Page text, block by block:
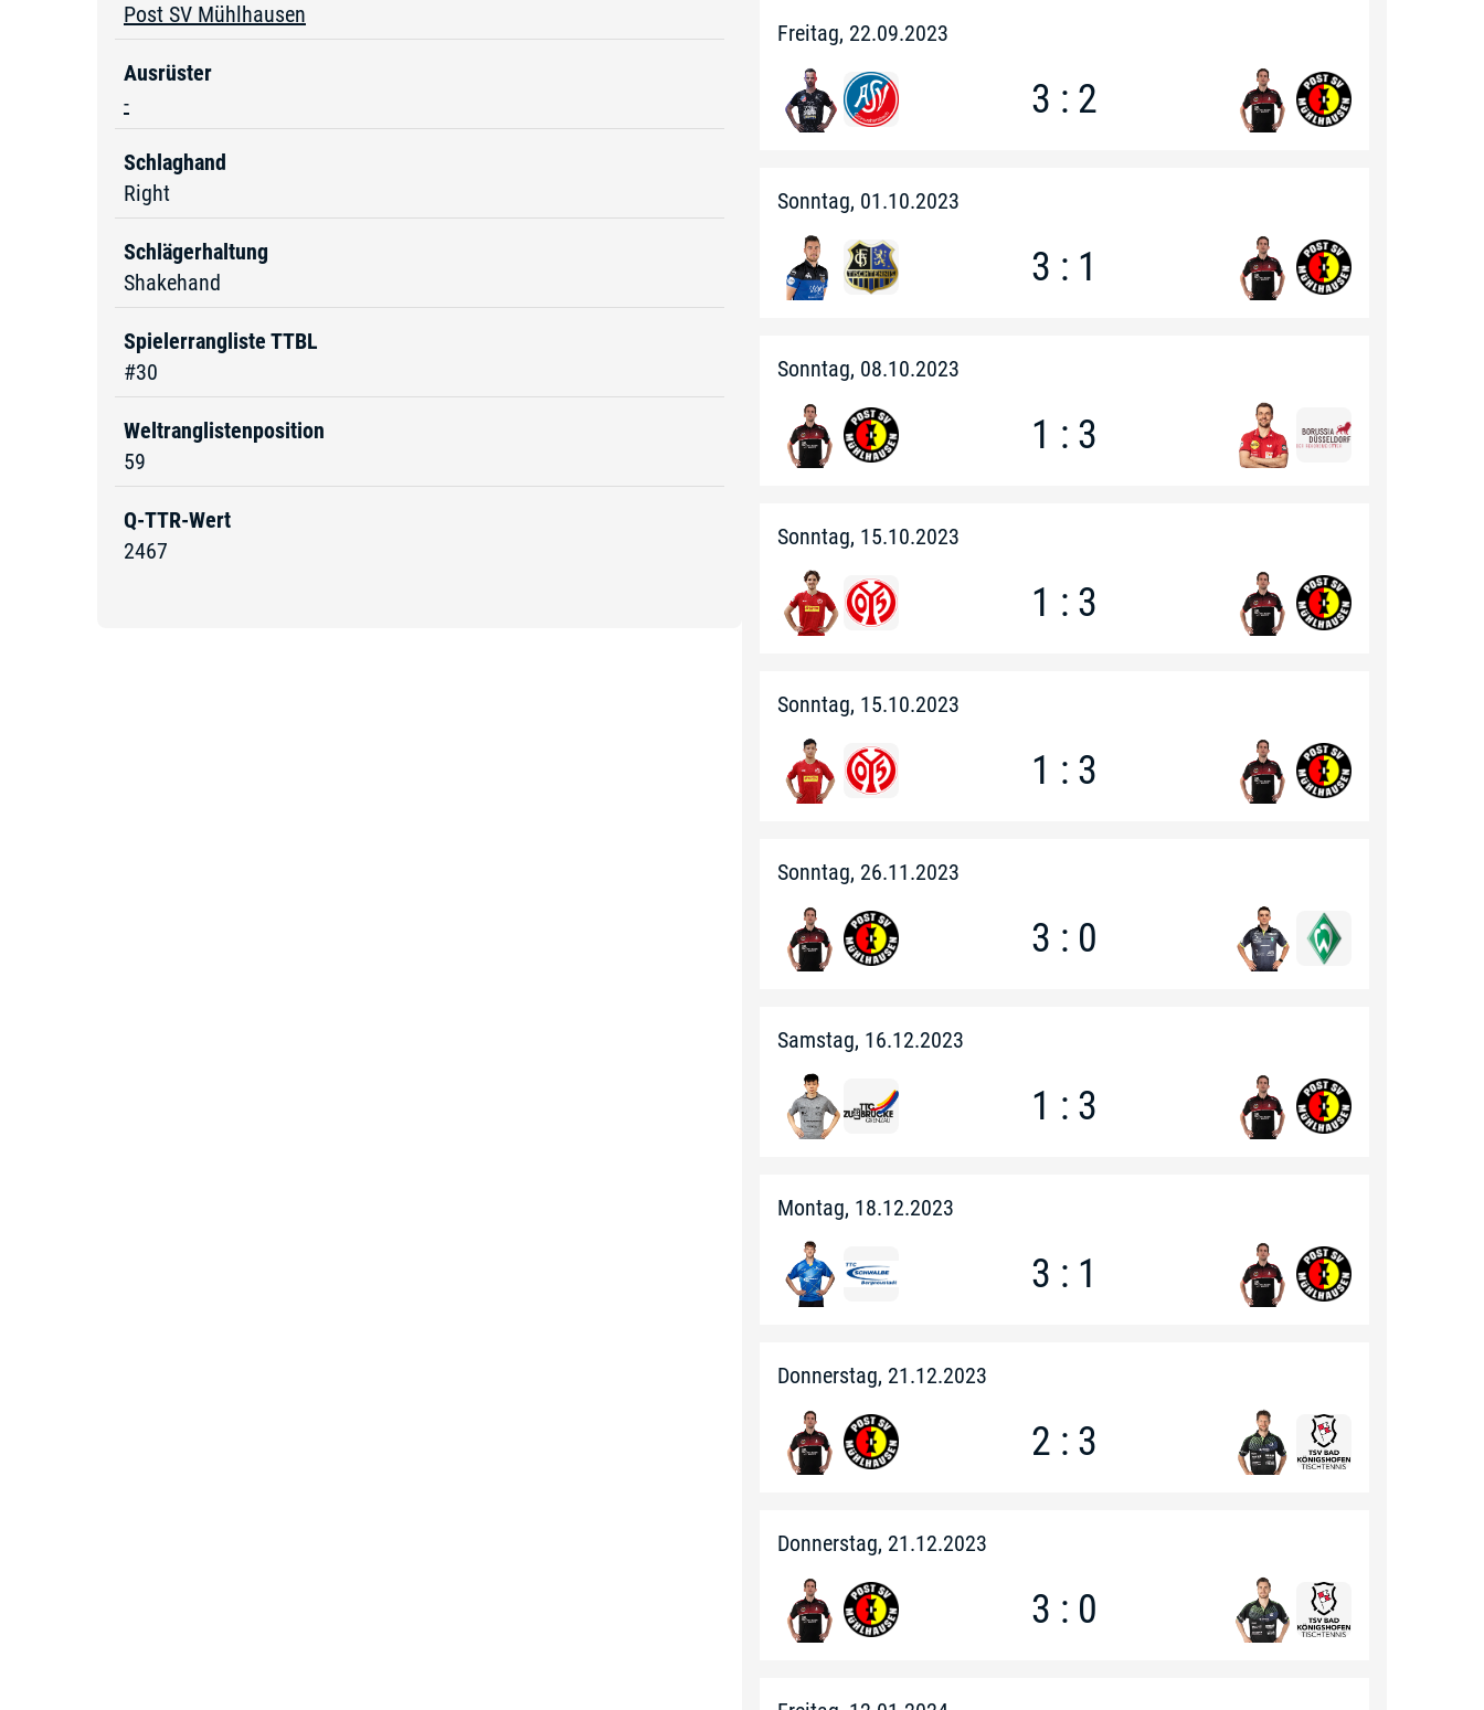
Post SV Mühlhausen
Ausrüster
-
Schlaghand
Right
Schlägerhaltung
Shakehand
Spielerrangliste TTBL
#30
Weltranglistenposition
59
Q-TTR-Wert
2467
Freitag, 22.09.2023
3 : 2
Sonntag, 01.10.2023
3 : 1
Sonntag, 08.10.2023
1 : 3
Sonntag, 15.10.2023
1 : 3
Sonntag, 15.10.2023
1 : 3
Sonntag, 26.11.2023
3 : 0
Samstag, 16.12.2023
1 : 3
Montag, 18.12.2023
3 : 1
Donnerstag, 21.12.2023
2 : 3
Donnerstag, 21.12.2023
3 : 0